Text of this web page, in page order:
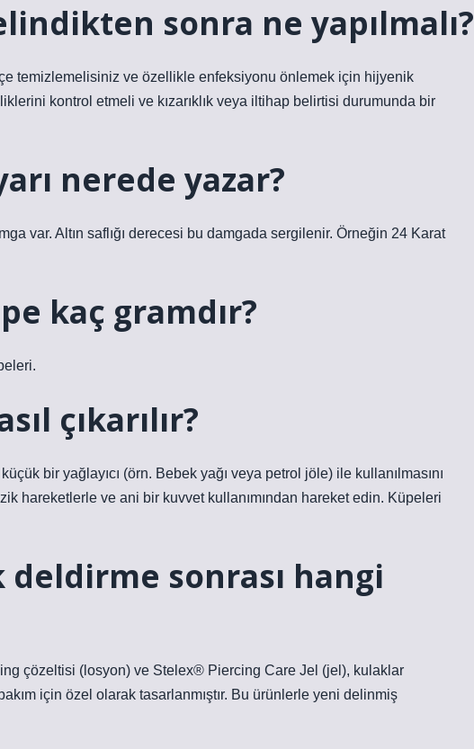
sonra ne yapılmalı?
temizlemelisiniz ve özellikle enfeksiyonu önlemek için hijyenik
kontrol etmeli ve kızarıklık veya iltihap belirtisi durumunda bir
nerede yazar?
var. Altın saflığı derecesi bu damgada sergilenir. Örneğin 24 Karat
kaç gramdır?
çıkarılır?
bir yağlayıcı (örn. Bebek yağı veya petrol jöle) ile kullanılmasını
hareketlerle ve ani bir kuvvet kullanımından hareket edin. Küpeleri
sonrası hangi
çözeltisi (losyon) ve Stelex® Piercing Care Jel (jel), kulaklar
için özel olarak tasarlanmıştır. Bu ürünlerle yeni delinmiş